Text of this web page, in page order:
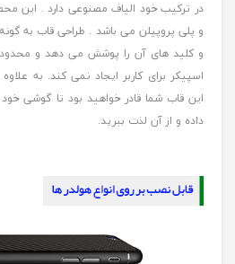
در ترکیب خود الیاف مصنوعی دارد . این
و پلی پروپیلن می باشد . طراحی قاب به
و کلید های آن را پوشش می دهد و
اسپیکر برای کاربر ایجاد نمی کند. به
این قاب شما قادر خواهید بود تا گوشی خود
داده و از آن لذت ببرید.